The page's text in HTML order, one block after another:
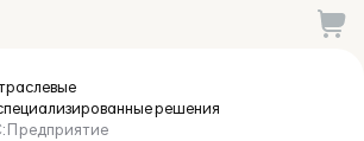
решения